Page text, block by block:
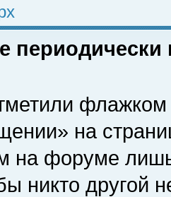
флажком
на
на форуме
никто другой